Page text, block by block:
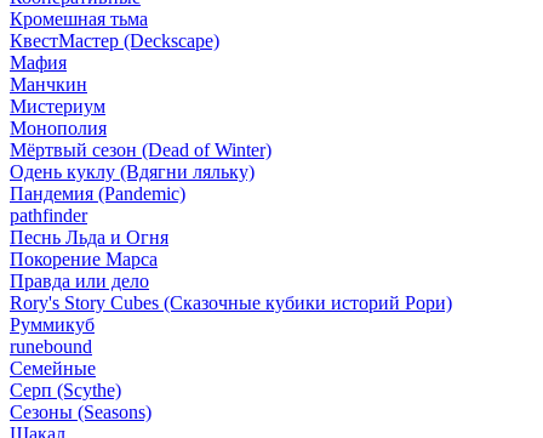
Кромешная тьма
КвестМастер (Deckscape)
Мафия
Манчкин
Мистериум
Монополия
Мёртвый сезон (Dead of Winter)
Одень куклу (Вдягни ляльку)
Пандемия (Pandemic)
pathfinder
Песнь Льда и Огня
Покорение Марса
Правда или дело
Rory's Story Cubes (Сказочные кубики историй Рори)
Руммикуб
runebound
Семейные
Серп (Scythe)
Сезоны (Seasons)
Шакал